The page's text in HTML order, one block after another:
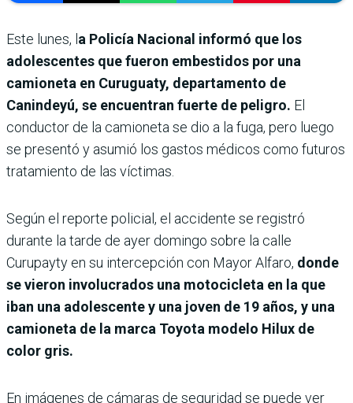
Este lunes, l a Policía Nacional informó que los
adolescentes que fueron embestidos por una
camioneta en Curuguaty, departamento de
Canindeyú, se encuentran fuerte de peligro. El
conductor de la camioneta se dio a la fuga, pero luego
se presentó y asumió los gastos médicos como futuros
tratamiento de las víctimas.
Según el reporte policial, el accidente se registró
durante la tarde de ayer domingo sobre la calle
Curupayty en su intercepción con Mayor Alfaro, donde
se vieron involucrados una motocicleta en la que
iban una adolescente y una joven de 19 años, y una
camioneta de la marca Toyota modelo Hilux de
color gris.
En imágenes de cámaras de seguridad se puede ver